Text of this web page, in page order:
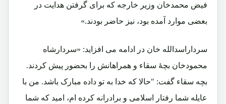
فیض محمدخان وزیر خارجه که برای گرفتن هدایت در
بعضی موارد آمده بود، نیز حاضر بودند.»
سرداراسدالله خان در ادامه می افزاید: «سردارشاه
محمودخان بچۀ سقاء و همراهانش را بحضور پیش کردند.
بچه سقاء گفت: "حالا که خدا به تو داده مبارک باشد. من با
عایله شما رفتار اسلامی و برادرانه کرده ام، امید که شما